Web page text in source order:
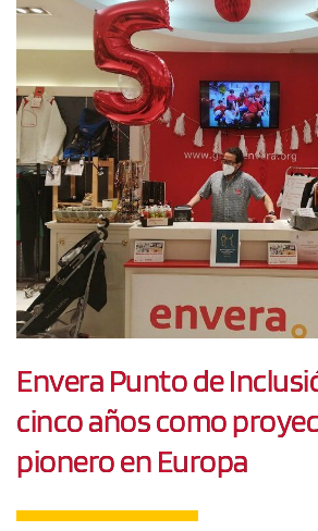
Envera Punto de
cinco años como
pionero en Europa